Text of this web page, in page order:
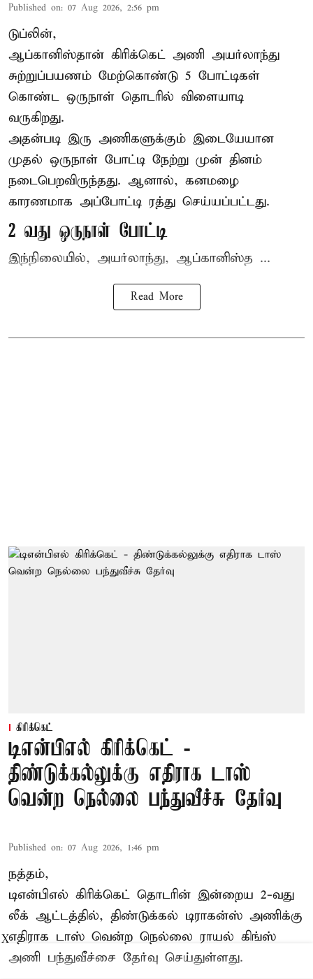
Published on: 07 Aug 2026, 2:56 pm
டுப்லின்,
ஆப்கானிஸ்தான் கிரிக்கெட் அணி அயர்லாந்து
சுற்றுப்பயணம் மேற்கொண்டு 5 போட்டிகள்
கொண்ட ஒருநாள் தொடரில் விளையாடி
வருகிறது.
அதன்படி இரு அணிகளுக்கும் இடையேயான
முதல் ஒருநாள் போட்டி நேற்று முன் தினம்
நடைபெறவிருந்தது. ஆனால், கனமழை
காரணமாக அப்போட்டி ரத்து செய்யப்பட்டது.
2 வது ஒருநாள் போட்டி
இந்நிலையில், அயர்லாந்து, ஆப்கானிஸ்த ...
Read More
கிரிக்கெட்
டிஎன்பிஎல் கிரிக்கெட் -
திண்டுக்கல்லுக்கு எதிராக டாஸ்
வென்ற நெல்லை பந்துவீச்சு தேர்வு
Published on: 07 Aug 2026, 1:46 pm
நத்தம்,
டிஎன்பிஎல் கிரிக்கெட் தொடரின் இன்றைய 2-வது
லீக் ஆட்டத்தில், திண்டுக்கல் டிராகன்ஸ் அணிக்கு
எதிராக டாஸ் வென்ற நெல்லை ராயல் கிங்ஸ்
அணி பந்துவீச்சை தேர்வு செய்துள்ளது.
X